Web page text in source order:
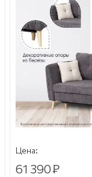
Цена:
61 390₽